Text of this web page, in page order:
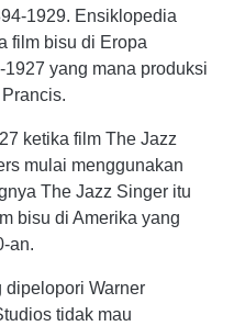
1929. Ensiklopedia
film bisu di Eropa
yang mana produksi
ketika film The Jazz
mulai menggunakan
The Jazz Singer itu
bisu di Amerika yang
an.
dipelopori Warner
tidak mau